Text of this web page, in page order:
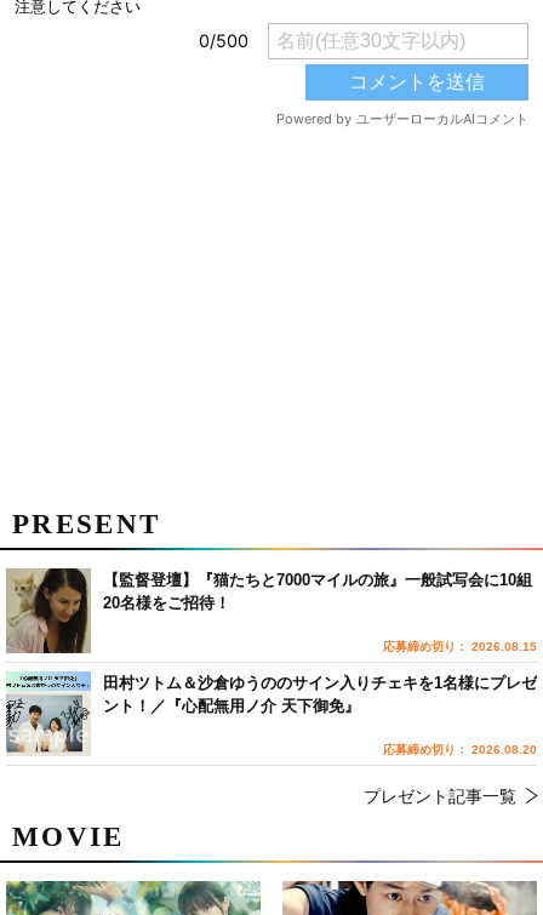
MOVIE
PRESENT
【監督登壇】『猫たちと7000マイルの旅』一般試写会に10組
20名様をご招待！
応募締め切り： 2026.08.15
田村ツトム＆沙倉ゆうののサイン入りチェキを1名様にプレゼ
ント！／『心配無用ノ介 天下御免』
応募締め切り： 2026.08.20
プレゼント記事一覧